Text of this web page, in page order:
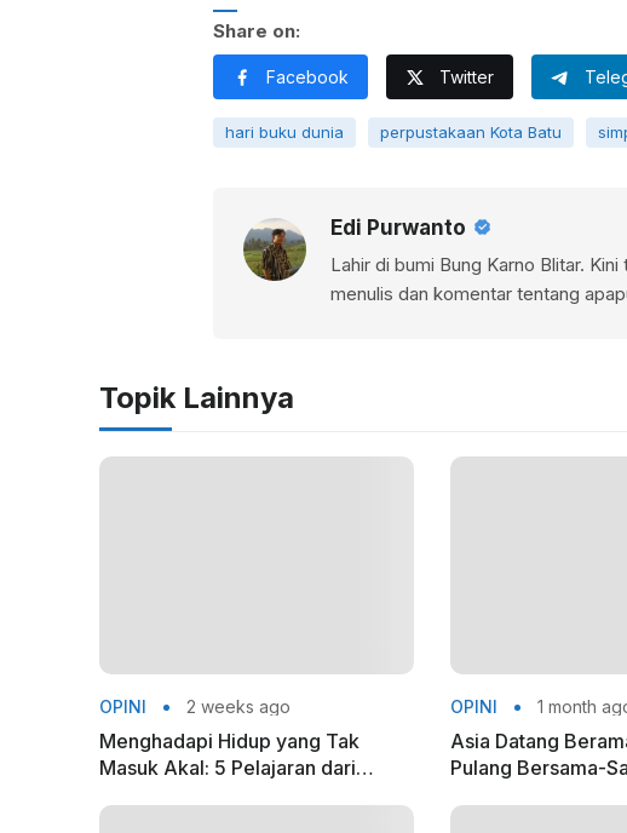
Share on:
Facebook Twitter
hari buku dunia perpustakaan Kota Batu
Edi Purwanto
Lahir di bumi Bung Karno Blitar.
menulis dan komentar tentang
Topik Lainnya
OPINI 2 weeks ago
Menghadapi Hidup yang Tak
Masuk Akal: 5 Pelajaran dari
OPINI 1 month
Asia Datang
Pulang Bersama-